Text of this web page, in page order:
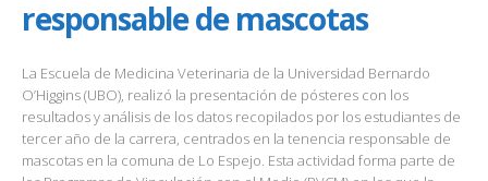
responsable de mascotas
La Escuela de Medicina Veterinaria de la Universidad Bernardo
O’Higgins (UBO), realizó la presentación de pósteres con los
resultados y análisis de los datos recopilados por los estudiantes de
tercer año de la carrera, centrados en la tenencia responsable de
mascotas en la comuna de Lo Espejo. Esta actividad forma parte de